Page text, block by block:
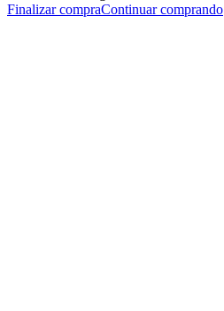
Finalizar compraContinuar comprando